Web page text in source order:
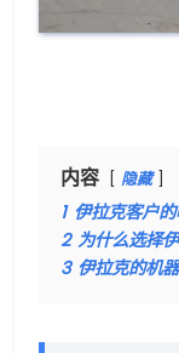
内容 隐藏
1 伊拉克客户
2 为什么选择
3 伊拉克的机